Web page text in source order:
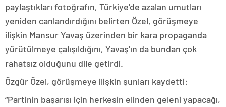
paylaştıkları fotoğrafın, Türkiye’de azalan umutları
yeniden canlandırdığını belirten Özel, görüşmeye
ilişkin Mansur Yavaş üzerinden bir kara propaganda
yürütülmeye çalışıldığını, Yavaş’ın da bundan çok
rahatsız olduğunu dile getirdi.
Özgür Özel, görüşmeye ilişkin şunları kaydetti:
“Partinin başarısı için herkesin elinden geleni yapacağı,